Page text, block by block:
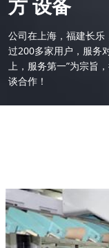
方 设备
公司在上海，福建长乐
过200多家用户，服务
上，服务第一”为宗旨
谈合作！